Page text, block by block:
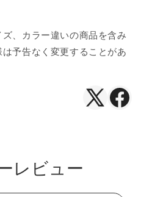
、カラー違いの商品を含み
予告なく変更することがあ
X（Twitter
レビュー